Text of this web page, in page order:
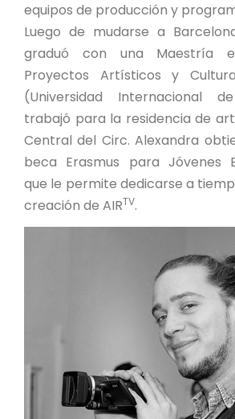
equipos de producción y
Luego de mudarse a
graduó con una Maestría
Proyectos Artísticos y
(Universidad Internacional
trabajó para la residencia de
Central del Circ. Alexandra
beca Erasmus para Jóvenes
que le permite dedicarse a
creación de AIRTV.